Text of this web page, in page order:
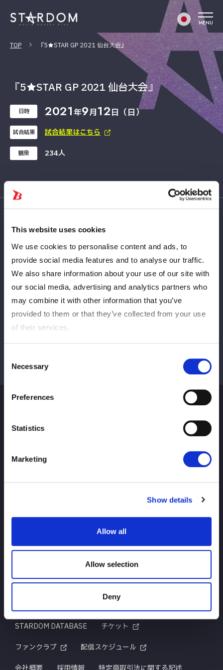
This website uses cookies
We use cookies to personalise content and ads, to
provide social media features and to analyse our traffic.
We also share information about your use of our site with
our social media, advertising and analytics partners who
may combine it with other information that you’ve
provided to them or that they’ve collected from your use
of their services.
Selection
Necessary
Preferences
Statistics
Marketing
Show details
Allow all
Allow selection
Deny
MENU
TOP 『5★STAR GP 2021 仙台大会』
『5★STAR GP 2021 仙台大会』
日時 2021年9月12日（日）
試合結果 試合結果はこちら
観衆 234人
PREV NEXT
VIEW ALL
STARDOM DATABASE
チケット
ファンクラブ
配信スケジュール